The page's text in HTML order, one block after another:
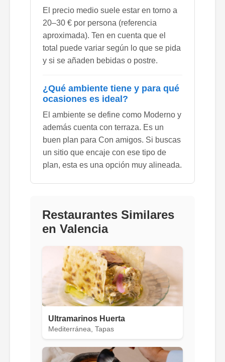
El precio medio suele estar en torno a
20–30 € por persona (referencia
aproximada). Ten en cuenta que el
total puede variar según lo que se pida
y si se añaden bebidas o postre.
¿Qué ambiente tiene y para qué
ocasiones es ideal?
El ambiente se define como Moderno y
además cuenta con terraza. Es un
buen plan para Con amigos. Si buscas
un sitio que encaje con ese tipo de
plan, esta es una opción muy alineada.
Restaurantes Similares
en Valencia
Ultramarinos Huerta
Mediterránea, Tapas